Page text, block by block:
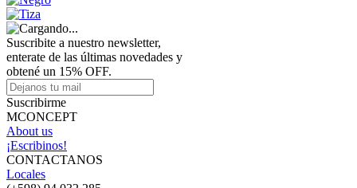
Suscribite a nuestro newsletter,
enterate de las últimas novedades y
obtené un 15% OFF.
Suscribirme
MCONCEPT
About us
¡Escribinos!
CONTACTANOS
Locales